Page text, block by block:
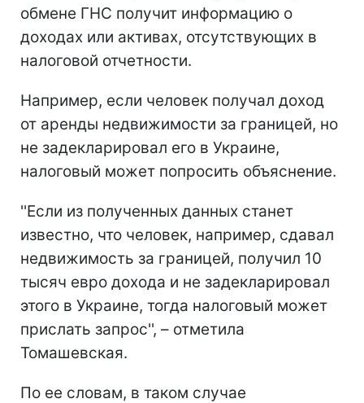
обмене ГНС получит информацию о
доходах или активах, отсутствующих в
налоговой отчетности.
Например, если человек получал доход
от аренды недвижимости за границей, но
не задекларировал его в Украине,
налоговый может попросить объяснение.
''Если из полученных данных станет
известно, что человек, например, сдавал
недвижимость за границей, получил 10
тысяч евро дохода и не задекларировал
этого в Украине, тогда налоговый может
прислать запрос'', – отметила
Томашевская.
По ее словам, в таком случае